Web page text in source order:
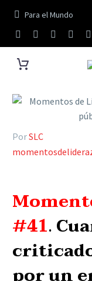
Para el Mundo
PorSLC
#41.